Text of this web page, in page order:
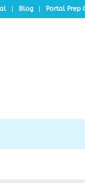
Blog Portal Prep